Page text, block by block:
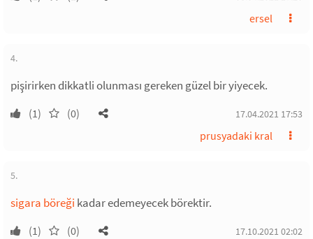
ersel
4.
pişirirken dikkatli olunması gereken güzel bir yiyecek.
(1) (0) 17.04.2021 17:53
prusyadaki kral
5.
sigara böreği kadar edemeyecek börektir.
(1) (0) 17.10.2021 02:02